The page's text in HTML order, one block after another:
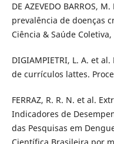
DE AZEVEDO BARROS,
prevalência de doenças
Ciência & Saúde
DIGIAMPIETRI, L. A. et
de currículos lattes.
FERRAZ, R. R. N. et al.
Indicadores de
das Pesquisas em